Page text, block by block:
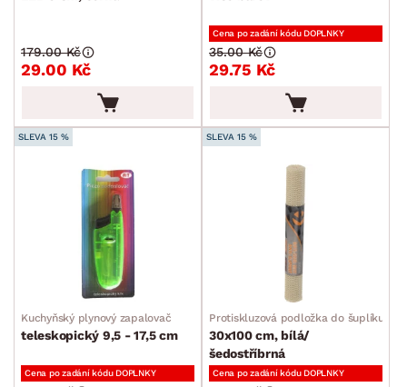
29.00 Kč
179.00 Kč
Cena po zadání kódu DOPLNKY
29.75 Kč
35.00 Kč
SLEVA 15 %
Kuchyňský plynový zapalovač
teleskopický 9,5 - 17,5 cm
Cena po zadání kódu DOPLNKY
SLEVA 15 %
Protiskluzová podložka do šuplíku
30x100 cm, bílá/
šedostříbrná
Cena po zadání kódu DOPLNKY